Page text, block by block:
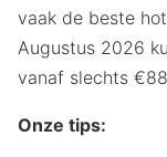
vaak de beste
Augustus 2026
vanaf slechts
Onze tips: